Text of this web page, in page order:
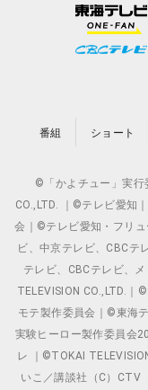
番組 ショート
©「かよチュー」実行
CO.,LTD. ｜©テレビ愛知
会｜©テレビ愛知・フリ
ビ、中京テレビ、CBCテ
テレビ、CBCテレビ、
TELEVISION CO.,LTD.
モテ製作委員会｜©東海
実験ヒーロー製作委員会
レ ｜©TOKAI
いこ／講談社（C）CTV